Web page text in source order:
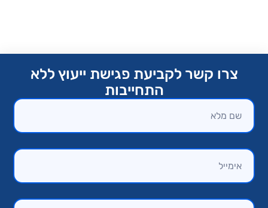
צרו קשר לקביעת פגישת ייעוץ ללא
התחייבות​